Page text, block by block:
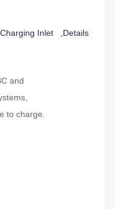
Inlet ,Details
and
to charge.